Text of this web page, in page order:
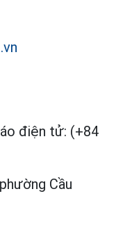
điện tử: (+84
Cầu